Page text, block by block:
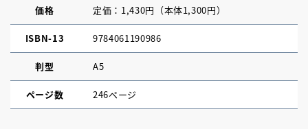
価格 定価：1,430円（本体1,300円）
ISBN-13 9784061190986
判型 A5
ページ数 246ページ